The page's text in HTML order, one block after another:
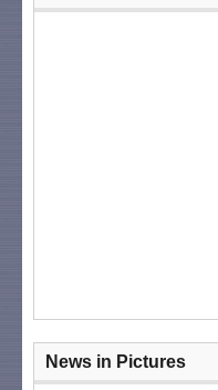
News in Pictures